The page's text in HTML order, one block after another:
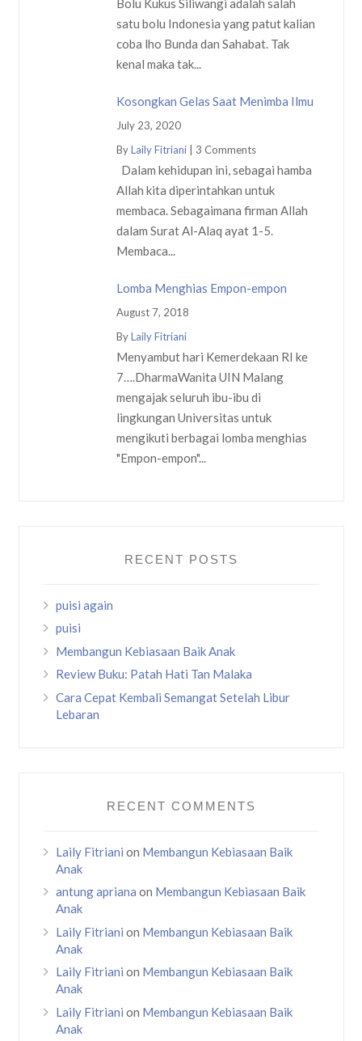
satu bolu Indonesia yang patut kalian
coba lho Bunda dan Sahabat. Tak
kenal maka tak...
Kosongkan Gelas Saat Menimba Ilmu
July 23, 2020
ByLaily Fitriani| 3 Comments
Dalam kehidupan ini, sebagai hamba
Allah kita diperintahkan untuk
membaca. Sebagaimana firman Allah
dalam Surat Al-Alaq ayat 1-5.
Membaca...
Lomba Menghias Empon-empon
August 7, 2018
ByLaily Fitriani
Menyambut hari Kemerdekaan RI ke
7….DharmaWanita UIN Malang
mengajak seluruh ibu-ibu di
lingkungan Universitas untuk
mengikuti berbagai lomba menghias
"Empon-empon"...
RECENT POSTS
puisi again
puisi
Membangun Kebiasaan Baik Anak
Review Buku: Patah Hati Tan Malaka
Cara Cepat Kembali Semangat Setelah Libur
Lebaran
RECENT COMMENTS
Laily Fitriani on Membangun Kebiasaan Baik
Anak
antung apriana on Membangun Kebiasaan Baik
Anak
Laily Fitriani on Membangun Kebiasaan Baik
Anak
Laily Fitriani on Membangun Kebiasaan Baik
Anak
Laily Fitriani on Membangun Kebiasaan Baik
Anak